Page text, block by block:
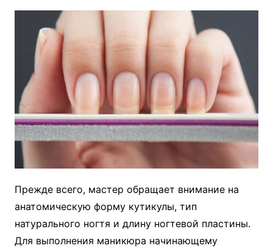
Прежде всего, мастер обращает внимание на
анатомическую форму кутикулы, тип
натурального ногтя и длину ногтевой пластины.
Для выполнения маникюра начинающему